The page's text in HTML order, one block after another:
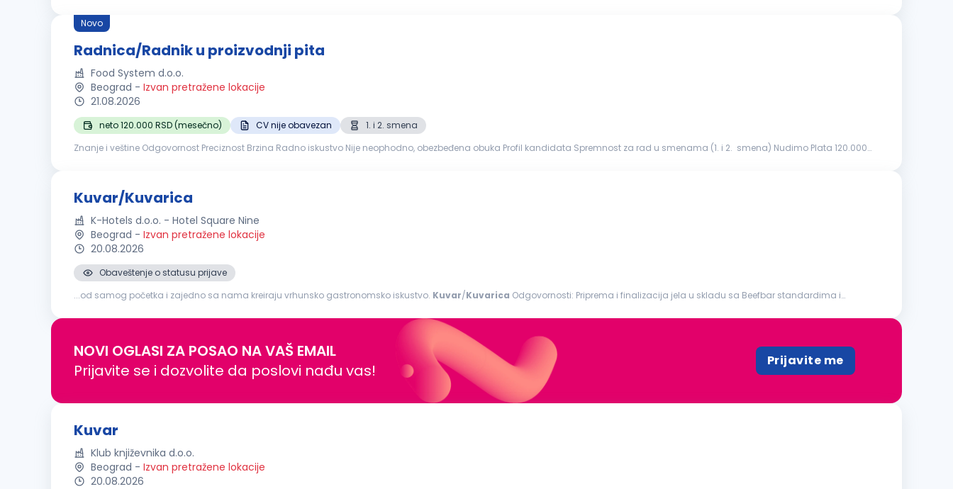
Novo
Radnica/Radnik u proizvodnji pita
Food System d.o.o.
Beograd - Izvan pretražene lokacije
21.08.2026
neto 120.000 RSD (mesečno) CV nije obavezan
1. i 2. smena
Znanje i veštine Odgovornost Preciznost Brzina Radno iskustvo Nije neophodno, obezbeđena obuka Profil kandidata Spremnost za rad u smenama (1. i 2. smena) Nudimo Plata 120.000
Kuvar/Kuvarica
K-Hotels d.o.o. - Hotel Square Nine
Beograd - Izvan pretražene lokacije
20.08.2026
Obaveštenje o statusu prijave
...od samog početka i zajedno sa nama kreiraju vrhunsko gastronomsko iskustvo. Kuvar/Kuvarica Odgovornosti: Priprema i finalizacija jela u skladu sa Beefbar standardima i
NOVI OGLASI ZA POSAO NA VAŠ EMAIL
Prijavite se i dozvolite da poslovi nađu vas!
Prijavite me
Kuvar
Klub književnika d.o.o.
Beograd - Izvan pretražene lokacije
20.08.2026